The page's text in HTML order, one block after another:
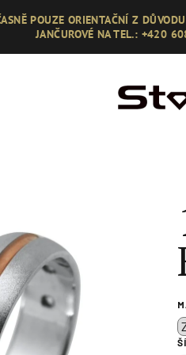
POUZE ORIENTAČNÍ Z
JANČUROVÉ NA TEL.: +420